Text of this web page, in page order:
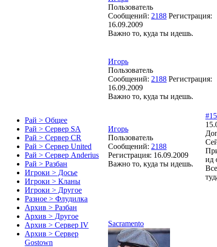
Рай > Общее
Рай > Сервер SA
Рай > Сервер CR
Рай > Сервер United
Рай > Сервер Anderius
Рай > Разбан
Игроки > Досье
Игроки > Кланы
Игроки > Другое
Разное > Флудилка
Архив > Разбан
Архив > Другое
Архив > Сервер IV
Архив > Сервер
Gostown
Пользователь
Сообщений: 2188 Регистрация:
16.09.2009
Важно то, куда ты идешь.
Игорь
Пользователь
Сообщений: 2188 Регистрация:
16.09.2009
Важно то, куда ты идешь.
Игорь
Пользователь
Сообщений: 2188
Регистрация: 16.09.2009
Важно то, куда ты идешь.
ид
Sacramento